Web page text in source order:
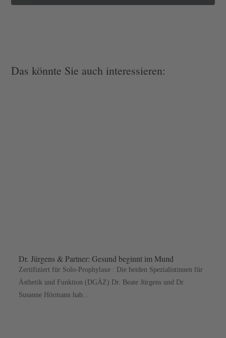
Das könnte Sie auch interessieren:
Dr. Jürgens & Partner: Gesund beginnt im Mund
Zertifiziert für Solo-Prophylaxe : Die beiden Spezialistinnen für
Ästhetik und Funktion (DGÄZ) Dr. Beate Jürgens und Dr.
Susanne Hörmann hab...